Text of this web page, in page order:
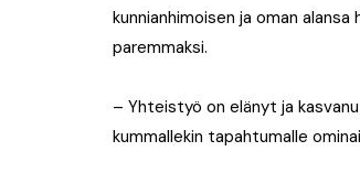
kunnianhimoisen ja oman
paremmaksi.
– Yhteistyö on elänyt ja
kummallekin tapahtumalle